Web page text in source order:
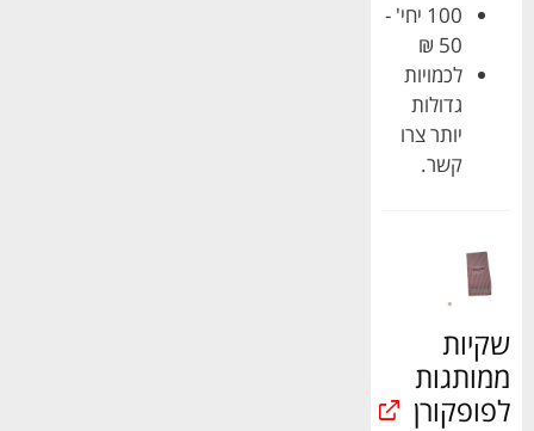
100 יחי' -
50 ₪
לכמויות
גדולות
יותר צרו
קשר.
שקיות
ממותגות
לפופקורן